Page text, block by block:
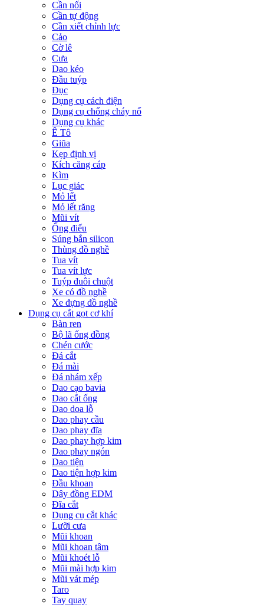
Cần nối
Cần tự động
Cần xiết chỉnh lực
Cảo
Cờ lê
Cưa
Dao kéo
Đầu tuýp
Đục
Dụng cụ cách điện
Dụng cụ chống cháy nổ
Dụng cụ khác
Ê Tô
Giũa
Kẹp định vị
Kích căng cáp
Kìm
Lục giác
Mỏ lết
Mỏ lết răng
Mũi vít
Ống điếu
Súng bắn silicon
Thùng đồ nghề
Tua vít
Tua vít lực
Tuýp đuôi chuột
Xe có đồ nghề
Xe đựng đồ nghề
Dụng cụ cắt gọt cơ khí
Bàn ren
Bộ lã ống đồng
Chén cước
Đá cắt
Đá mài
Đá nhám xếp
Dao cạo bavia
Dao cắt ống
Dao doa lỗ
Dao phay cầu
Dao phay đĩa
Dao phay hợp kim
Dao phay ngón
Dao tiện
Dao tiện hợp kim
Đầu khoan
Dây đồng EDM
Đĩa cắt
Dụng cụ cắt khác
Lưỡi cưa
Mũi khoan
Mũi khoan tâm
Mũi khoét lỗ
Mũi mài hợp kim
Mũi vát mép
Taro
Tay quay